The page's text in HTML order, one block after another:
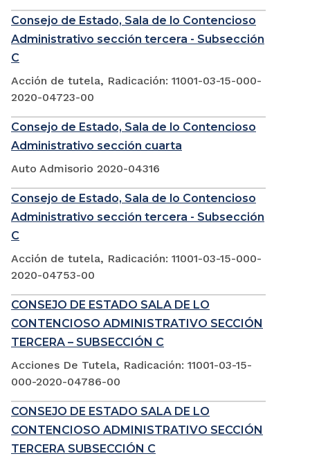
Consejo de Estado, Sala de lo Contencioso
Administrativo sección tercera - Subsección
C
Acción de tutela, Radicación: 11001-03-15-000-
2020-04723-00
Consejo de Estado, Sala de lo Contencioso
Administrativo sección cuarta
Auto Admisorio 2020-04316
Consejo de Estado, Sala de lo Contencioso
Administrativo sección tercera - Subsección
C
Acción de tutela, Radicación: 11001-03-15-000-
2020-04753-00
CONSEJO DE ESTADO SALA DE LO
CONTENCIOSO ADMINISTRATIVO SECCIÓN
TERCERA – SUBSECCIÓN C
Acciones De Tutela, Radicación: 11001-03-15-
000-2020-04786-00
CONSEJO DE ESTADO SALA DE LO
CONTENCIOSO ADMINISTRATIVO SECCIÓN
TERCERA SUBSECCIÓN C